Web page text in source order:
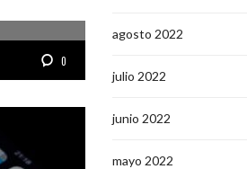
0
agosto 2022
julio 2022
junio 2022
mayo 2022